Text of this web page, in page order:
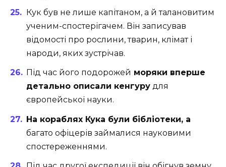
Кук був не лише капітаном, а й талановитим
ученим-спостерігачем. Він записував
відомості про рослини, тварин, клімат і
народи, яких зустрічав.
Під час його подорожей моряки вперше
детально описали кенгуру для
європейської науки.
На кораблях Кука були бібліотеки, а
багато офіцерів займалися науковими
спостереженнями.